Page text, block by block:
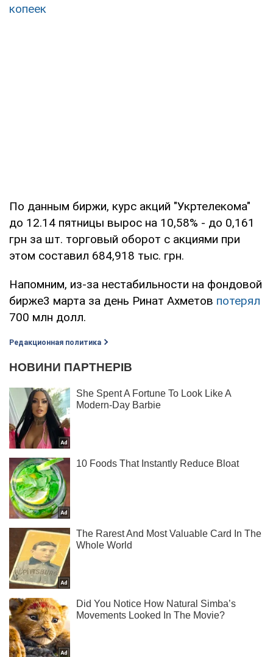
копеек
По данным биржи, курс акций "Укртелекома"
до 12.14 пятницы вырос на 10,58% - до 0,161
грн за шт. торговый оборот с акциями при
этом составил 684,918 тыс. грн.
Напомним, из-за нестабильности на фондовой
бирже3 марта за день Ринат Ахметов потерял
700 млн долл.
Редакционная политика